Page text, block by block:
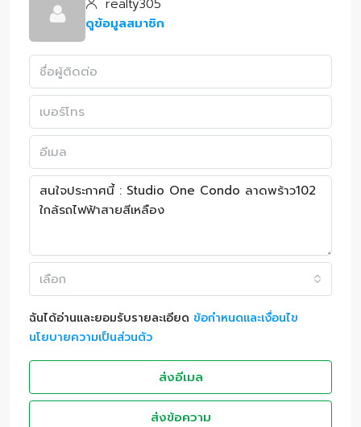
realty305
ดูข้อมูลสมาชิก
เลือก
ฉันได้อ่านและยอมรับรายละเอียด ข้อกำหนดและเงื่อนไข
นโยบายความเป็นส่วนตัว
ส่งอีเมล
ส่งข้อความ